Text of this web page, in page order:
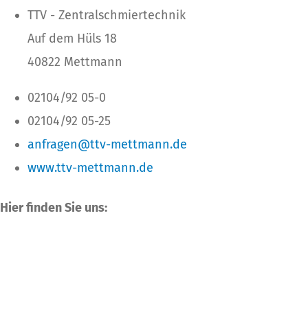
TTV - Zentralschmiertechnik
Auf dem Hüls 18
40822 Mettmann
02104/92 05-0
02104/92 05-25
anfragen@ttv-mettmann.de
www.ttv-mettmann.de
Hier finden Sie uns: